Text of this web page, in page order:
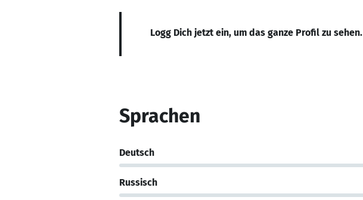
Logg Dich jetzt ein, um das ganze Profil zu sehen.
Sprachen
Deutsch
Russisch